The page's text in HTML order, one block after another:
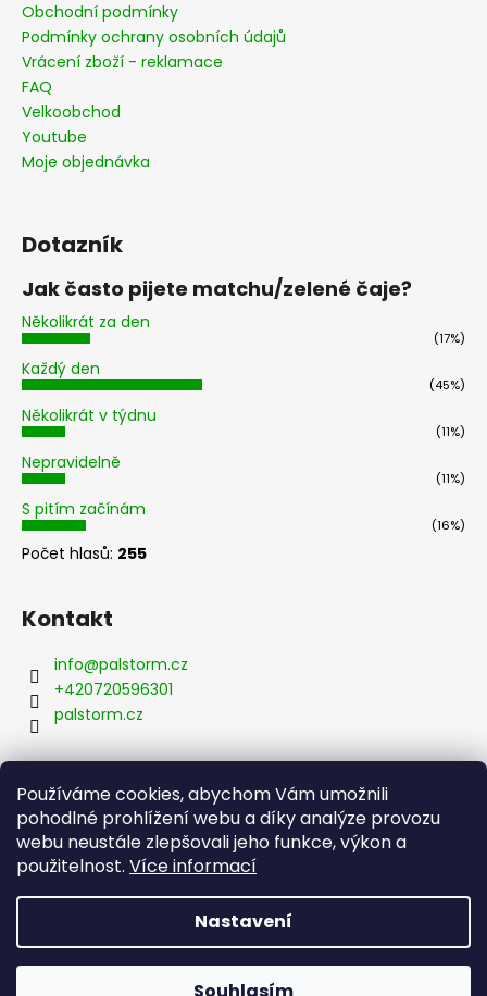
Používáme cookies, abychom Vám umožnili
pohodlné prohlížení webu a díky analýze provozu
webu neustále zlepšovali jeho funkce, výkon a
použitelnost. Více informací
Nastavení
🚨Končíme se sypanými čaji! Poslední kusy s obří slevou
Obchodní podmínky
Podmínky ochrany osobních údajů
Vrácení zboží - reklamace
FAQ
Velkoobchod
Youtube
Moje objednávka
Dotazník
Jak často pijete matchu/zelené čaje?
Několikrát za den
(17%)
Každý den
(45%)
Několikrát v týdnu
(11%)
Nepravidelně
(11%)
S pitím začínám
(16%)
Počet hlasů: 255
Kontakt
info@palstorm.cz
+420720596301
palstorm.cz
Přijímáme online platby
Copyright 2026palstorm. Všechna práva vyhrazena.